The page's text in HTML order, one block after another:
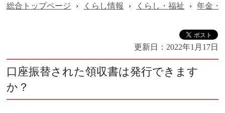
総合トップページ
› くらし情報 › くらし・福祉 › 年金・
更新日： 2022年1月17日
口座振替された領収書は発行できます
か？